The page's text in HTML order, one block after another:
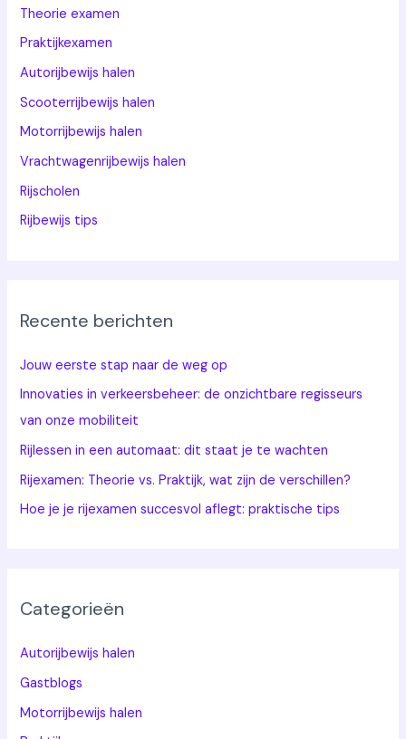
Theorie examen
Praktijkexamen
Autorijbewijs halen
Scooterrijbewijs halen
Motorrijbewijs halen
Vrachtwagenrijbewijs halen
Rijscholen
Rijbewijs tips
Recente berichten
Jouw eerste stap naar de weg op
Innovaties in verkeersbeheer: de onzichtbare regisseurs
van onze mobiliteit
Rijlessen in een automaat: dit staat je te wachten
Rijexamen: Theorie vs. Praktijk, wat zijn de verschillen?
Hoe je je rijexamen succesvol aflegt: praktische tips
Categorieën
Autorijbewijs halen
Gastblogs
Motorrijbewijs halen